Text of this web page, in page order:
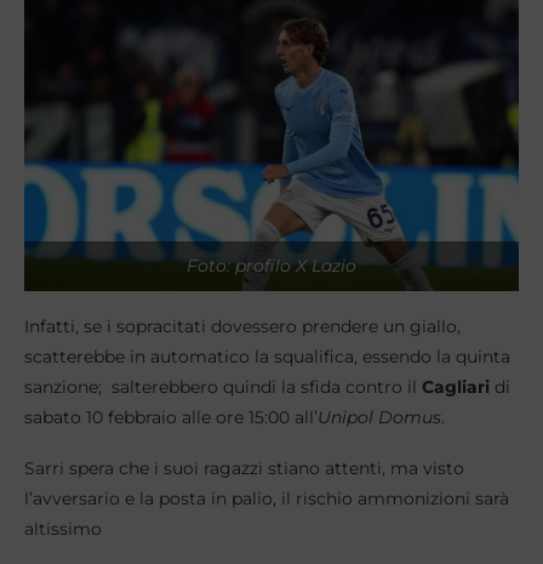
Foto: profilo X Lazio
Infatti, se i sopracitati dovessero prendere un giallo,
scatterebbe in automatico la squalifica, essendo la quinta
sanzione; salterebbero quindi la sfida contro il Cagliari di
sabato 10 febbraio alle ore 15:00 all’Unipol Domus.
Sarri spera che i suoi ragazzi stiano attenti, ma visto
l’avversario e la posta in palio, il rischio ammonizioni sarà
altissimo